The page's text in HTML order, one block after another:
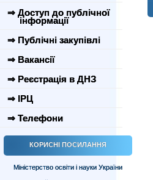
⇒ Доступ до публічної
інформації
⇒ Публічні закупівлі
⇒ Вакансії
⇒ Реєстрація в ДНЗ
⇒ ІРЦ
⇒ Телефони
КОРИСНІ ПОСИЛАННЯ
Міністерство освіти і науки України